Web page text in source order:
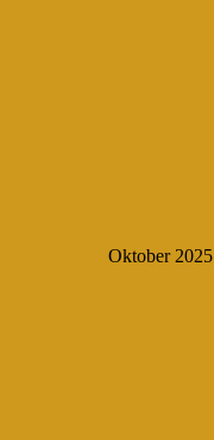
Oktober 2025